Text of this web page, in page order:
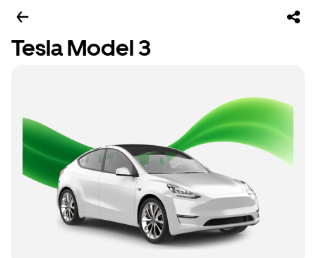
Tesla Model 3